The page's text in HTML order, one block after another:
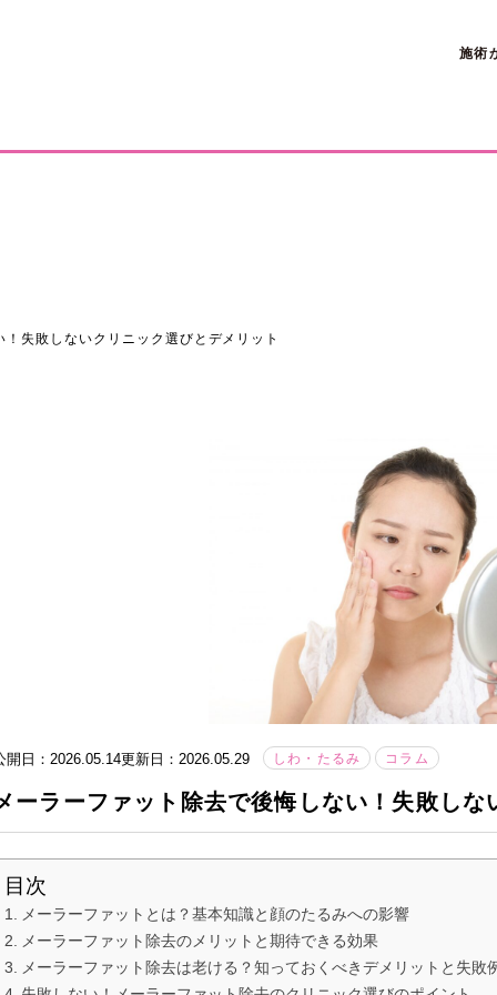
施術
失敗しないクリニック選びとデメリット
開日：2026.05.14更新日：2026.05.29 しわ・たるみ コラム
ーラーファット除去で後悔しない！失敗し
目次
メーラーファットとは？基本知識と顔のたるみへの影響
メーラーファット除去のメリットと期待できる効果
メーラーファット除去は老ける？知っておくべきデメリットと失敗